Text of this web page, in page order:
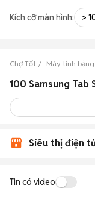
Kích cỡ màn hình: >
Chợ Tốt Máy tính bảng
100 Samsung
Siêu thị điện
Tin có video